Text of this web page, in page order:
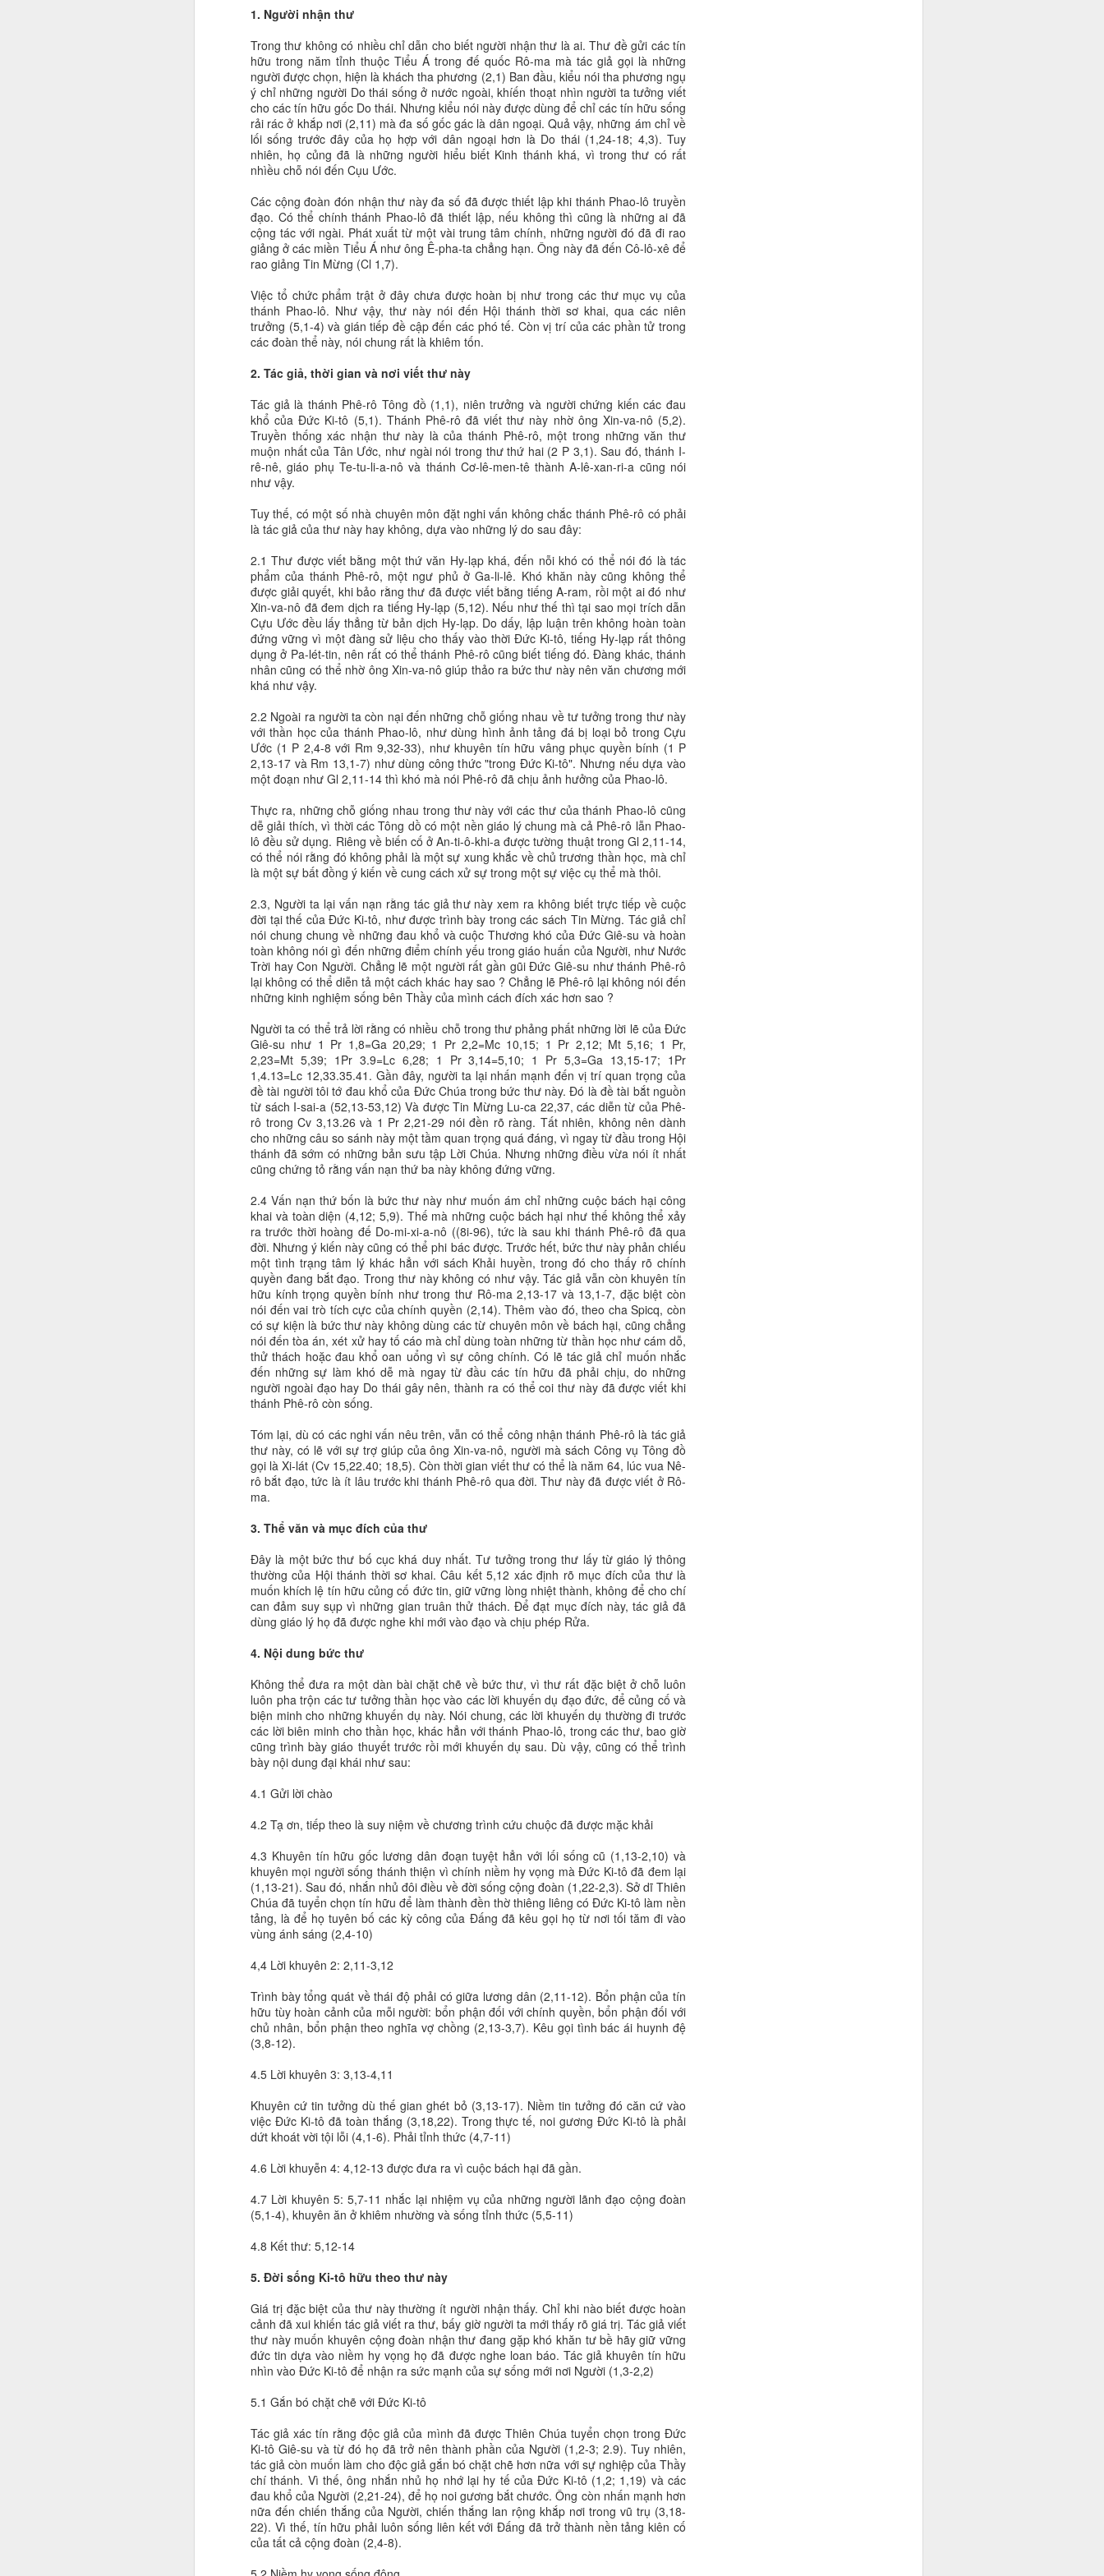
1. Người nhận thư
Trong thư không có nhiều chỉ dẫn cho biết người nhận thư là ai. Thư đề gửi các tín
hữu trong năm tỉnh thuộc Tiểu Á trong đế quốc Rô-ma mà tác giả gọi là những
người được chọn, hiện là khách tha phương (2,1) Ban đầu, kiểu nói tha phương ngụ
ý chỉ những người Do thái sống ở nước ngoài, khíến thoạt nhìn người ta tưởng viết
cho các tín hữu gốc Do thái. Nhưng kiểu nói này được dùng để chỉ các tín hữu sống
rải rác ở khắp nơi (2,11) mà đa số gốc gác là dân ngoại. Quả vậy, những ám chỉ về
lối sống trước đây của họ hợp với dân ngoại hơn là Do thái (1,24-18; 4,3). Tuy
nhiên, họ củng đã là những người hiểu biết Kinh thánh khá, vì trong thư có rất
nhìều chỗ nói đến Cụu Ước.
Các cộng đoàn đón nhận thư này đa số đã được thiết lập khi thánh Phao-lô truyền
đạo. Có thể chính thánh Phao-lô đã thiết lập, nếu không thì cũng là những ai đã
cộng tác với ngài. Phát xuất từ một vài trung tâm chính, những người đó đã đi rao
giảng ở các miền Tiểu Á như ông Ê-pha-ta chẳng hạn. Ông này đã đến Cô-lô-xê để
rao giảng Tin Mừng (Cl 1,7).
Việc tổ chức phẩm trật ở đây chưa được hoàn bị như trong các thư mục vụ của
thánh Phao-lô. Như vậy, thư này nói đến Hội thánh thời sơ khai, qua các niên
trưởng (5,1-4) và gián tiếp đề cập đến các phó tế. Còn vị trí của các phần tử trong
các đoàn thể này, nói chung rất là khiêm tốn.
2. Tác giả, thời gian và nơi viết thư này
Tác giả là thánh Phê-rô Tông đồ (1,1), niên trưởng và người chứng kiến các đau
khổ của Đức Ki-tô (5,1). Thánh Phê-rô đã viết thư này nhờ ông Xin-va-nô (5,2).
Truyền thống xác nhận thư này là của thánh Phê-rô, một trong những văn thư
muộn nhất của Tân Ước, như ngài nói trong thư thứ hai (2 P 3,1). Sau đó, thánh I-
rê-nê, giáo phụ Te-tu-li-a-nô và thánh Cơ-lê-men-tê thành A-lê-xan-ri-a cũng nói
như vậy.
Tuy thế, có một số nhà chuyên môn đặt nghi vấn không chắc thánh Phê-rô có phải
là tác giả của thư này hay không, dựa vào những lý do sau đây:
2.1 Thư được viết bằng một thứ văn Hy-lạp khá, đến nỗi khó có thể nói đó là tác
phẩm của thánh Phê-rô, một ngư phủ ở Ga-li-lê. Khó khăn này cũng không thể
được giải quyết, khi bảo rằng thư đã được viết bằng tiếng A-ram, rồi một ai đó như
Xin-va-nô đã đem dịch ra tiếng Hy-lạp (5,12). Nếu như thế thì tại sao mọi trích dẫn
Cựu Ước đều lấy thẳng từ bản dịch Hy-lạp. Do dấy, lập luận trên không hoàn toàn
đứng vững vì một đàng sử liệu cho thấy vào thời Đức Ki-tô, tiếng Hy-lạp rất thông
dụng ở Pa-lét-tin, nên rất có thể thánh Phê-rô cũng biết tiếng đó. Đàng khác, thánh
nhân cũng có thể nhờ ông Xin-va-nô giúp thảo ra bức thư này nên văn chương mới
khá như vậy.
2.2 Ngoài ra người ta còn nại đến những chỗ giống nhau về tư tưởng trong thư này
với thần học của thánh Phao-lô, như dùng hình ảnh tảng đá bị loại bỏ trong Cựu
Ước (1 P 2,4-8 với Rm 9,32-33), như khuyên tín hữu vâng phục quyền bính (1 P
2,13-17 và Rm 13,1-7) như dùng công thức "trong Đức Ki-tô". Nhưng nếu dựa vào
một đoạn như Gl 2,11-14 thì khó mà nói Phê-rô đã chịu ảnh hưởng của Phao-lô.
Thực ra, những chỗ giống nhau trong thư này với các thư của thánh Phao-lô cũng
dễ giải thích, vì thời các Tông dồ có một nền giáo lý chung mà cả Phê-rô lẫn Phao-
lô đều sử dụng. Riêng về biến cố ở An-ti-ô-khi-a được tường thuật trong Gl 2,11-14,
có thể nói rằng đó không phải là một sự xung khắc về chủ trương thần học, mà chỉ
là một sự bất đồng ý kiến về cung cách xử sự trong một sự việc cụ thể mà thôi.
2.3, Người ta lại vấn nạn rằng tác giả thư này xem ra không biết trực tiếp về cuộc
đời tại thế của Đức Ki-tô, như được trình bày trong các sách Tin Mừng. Tác giả chỉ
nói chung chung về những đau khổ và cuộc Thương khó của Đức Giê-su và hoàn
toàn không nói gì đến những điểm chính yếu trong giáo huấn của Người, như Nước
Trời hay Con Người. Chẳng lẽ một người rất gần gũi Đức Giê-su như thánh Phê-rô
lại không có thể diễn tả một cách khác hay sao ? Chẳng lẽ Phê-rô lại không nói đến
những kinh nghiệm sống bên Thầy của mình cách đích xác hơn sao ?
Người ta có thể trả lời rằng có nhiều chỗ trong thư phảng phất những lời lẽ của Đức
Giê-su như 1 Pr 1,8=Ga 20,29; 1 Pr 2,2=Mc 10,15; 1 Pr 2,12; Mt 5,16; 1 Pr,
2,23=Mt 5,39; 1Pr 3.9=Lc 6,28; 1 Pr 3,14=5,10; 1 Pr 5,3=Ga 13,15-17; 1Pr
1,4.13=Lc 12,33.35.41. Gần đây, người ta lại nhấn mạnh đến vị trí quan trọng của
đề tài người tôi tớ đau khổ của Đức Chúa trong bức thư này. Đó là đề tài bắt nguồn
từ sách I-sai-a (52,13-53,12) Và được Tin Mừng Lu-ca 22,37, các diễn từ của Phê-
rô trong Cv 3,13.26 và 1 Pr 2,21-29 nói đền rõ ràng. Tất nhiên, không nên dành
cho những câu so sánh này một tầm quan trọng quá đáng, vì ngay từ đầu trong Hội
thánh đã sớm có những bản sưu tập Lời Chúa. Nhưng những điều vừa nói ít nhất
cũng chứng tỏ rằng vấn nạn thứ ba này không đứng vững.
2.4 Vấn nạn thứ bốn là bức thư này như muốn ám chỉ những cuộc bách hại công
khai và toàn diện (4,12; 5,9). Thế mà những cuộc bách hại như thế không thể xảy
ra trước thời hoàng đế Do-mi-xi-a-nô ((8i-96), tức là sau khi thánh Phê-rô đã qua
đời. Nhưng ý kiến này cũng có thể phi bác được. Trước hết, bức thư này phản chiếu
một tình trạng tâm lý khác hẳn với sách Khải huyền, trong đó cho thấy rõ chính
quyền đang bắt đạo. Trong thư này không có như vậy. Tác giả vẫn còn khuyên tín
hữu kính trọng quyền bính như trong thư Rô-ma 2,13-17 và 13,1-7, đặc biệt còn
nói đến vai trò tích cực của chính quyền (2,14). Thêm vào đó, theo cha Spicq, còn
có sự kiện là bức thư này không dùng các từ chuyên môn về bách hại, cũng chẳng
nói đến tòa án, xét xử hay tố cáo mà chỉ dùng toàn những từ thần học như cám dỗ,
thử thách hoặc đau khổ oan uổng vì sự công chính. Có lẽ tác giả chỉ muốn nhắc
đến những sự làm khó dễ mà ngay từ đầu các tín hữu đã phải chịu, do những
người ngoài đạo hay Do thái gây nên, thành ra có thể coi thư này đã được viết khi
thánh Phê-rô còn sống.
Tóm lại, dù có các nghi vấn nêu trên, vẫn có thể công nhận thánh Phê-rô là tác giả
thư này, có lẽ với sự trợ giúp của ông Xin-va-nô, người mà sách Công vụ Tông đồ
gọi là Xi-lát (Cv 15,22.40; 18,5). Còn thời gian viết thư có thể là năm 64, lúc vua Nê-
rô bắt đạo, tức là ít lâu trước khi thánh Phê-rô qua đời. Thư này đã được viết ở Rô-
ma.
3. Thể văn và mục đích của thư
Đây là một bức thư bố cục khá duy nhất. Tư tưởng trong thư lấy từ giáo lý thông
thường của Hội thánh thời sơ khai. Câu kết 5,12 xác định rõ mục đích của thư là
muốn khích lệ tín hữu củng cố đức tin, giữ vững lòng nhiệt thành, không để cho chí
can đảm suy sụp vì những gian truân thử thách. Để đạt mục đích này, tác giả đã
dùng giáo lý họ đã được nghe khi mới vào đạo và chịu phép Rửa.
4. Nội dung bức thư
Không thể đưa ra một dàn bài chặt chẽ về bức thư, vì thư rất đặc biệt ở chỗ luôn
luôn pha trộn các tư tưởng thần học vào các lời khuyến dụ đạo đức, để củng cố và
biện minh cho những khuyến dụ này. Nói chung, các lời khuyến dụ thường đi trước
các lời biên minh cho thần học, khác hẳn với thánh Phao-lô, trong các thư, bao giờ
cũng trình bày giáo thuyết trước rồi mới khuyến dụ sau. Dù vậy, cũng có thể trình
bày nội dung đại khái như sau:
4.1 Gửi lời chào
4.2 Tạ ơn, tiếp theo là suy niệm về chương trình cứu chuộc đã được mặc khải
4.3 Khuyên tín hữu gốc lương dân đoạn tuyệt hẳn với lối sống cũ (1,13-2,10) và
khuyên mọi người sống thánh thiện vì chính niềm hy vọng mà Đức Ki-tô đã đem lại
(1,13-21). Sau đó, nhắn nhủ đôi điều về đời sống cộng đoàn (1,22-2,3). Sở dĩ Thiên
Chúa đã tuyển chọn tín hữu để làm thành đền thờ thiêng liêng có Đức Ki-tô làm nền
tảng, là để họ tuyên bố các kỳ công của Đấng đã kêu gọi họ từ nơi tối tăm đi vào
vùng ánh sáng (2,4-10)
4,4 Lời khuyên 2: 2,11-3,12
Trình bày tổng quát về thái độ phải có giữa lương dân (2,11-12). Bổn phận của tín
hữu tùy hoàn cảnh của mỗi người: bổn phận đối với chính quyền, bổn phận đối với
chủ nhân, bổn phận theo nghĩa vợ chồng (2,13-3,7). Kêu gọi tình bác ái huynh đệ
(3,8-12).
4.5 Lời khuyên 3: 3,13-4,11
Khuyên cứ tin tưởng dù thế gian ghét bỏ (3,13-17). Niềm tin tưởng đó căn cứ vào
việc Đức Ki-tô đã toàn thắng (3,18,22). Trong thực tế, noi gương Đức Ki-tô là phải
dứt khoát vời tội lỗi (4,1-6). Phải tỉnh thức (4,7-11)
4.6 Lời khuyễn 4: 4,12-13 được đưa ra vì cuộc bách hại đã gần.
4.7 Lời khuyên 5: 5,7-11 nhắc lại nhiệm vụ của những người lãnh đạo cộng đoàn
(5,1-4), khuyên ăn ở khiêm nhường và sống tỉnh thức (5,5-11)
4.8 Kết thư: 5,12-14
5. Đời sống Ki-tô hữu theo thư này
Giá trị đặc biệt của thư này thường ít người nhận thấy. Chỉ khi nào biết được hoàn
cảnh đã xui khiến tác giả viết ra thư, bấy giờ người ta mới thấy rõ giá trị. Tác giả viết
thư này muốn khuyên cộng đoàn nhận thư đang gặp khó khăn tư bề hãy giữ vững
đức tin dựa vào niềm hy vọng họ đã được nghe loan báo. Tác giả khuyên tín hữu
nhìn vào Đức Ki-tô để nhận ra sức mạnh của sự sống mới nơi Người (1,3-2,2)
5.1 Gắn bó chặt chẽ với Đức Ki-tô
Tác giả xác tín rằng độc giả của mình đã được Thiên Chúa tuyển chọn trong Đức
Ki-tô Giê-su và từ đó họ đã trở nên thành phần của Người (1,2-3; 2.9). Tuy nhiên,
tác giả còn muốn làm cho độc giả gắn bó chặt chẽ hơn nữa với sự nghiệp của Thầy
chí thánh. Vì thế, ông nhắn nhủ họ nhớ lại hy tế của Đức Ki-tô (1,2; 1,19) và các
đau khổ của Người (2,21-24), để họ noi gương bắt chước. Ông còn nhấn mạnh hơn
nữa đến chiến thắng của Người, chiến thắng lan rộng khắp nơi trong vũ trụ (3,18-
22). Vì thế, tín hữu phải luôn sống liên kết với Đấng đã trở thành nền tảng kiên cố
của tất cả cộng đoàn (2,4-8).